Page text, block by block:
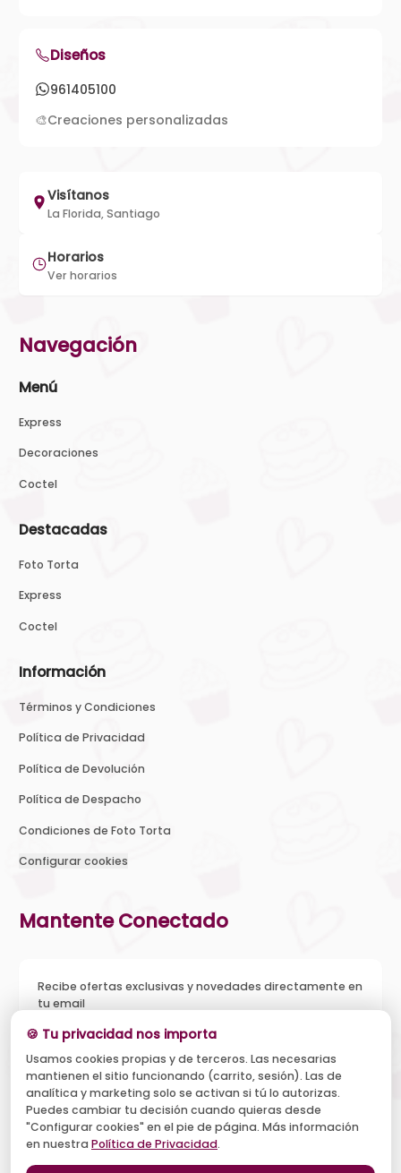
Diseños
961405100
🎨Creaciones personalizadas
Visítanos
La Florida, Santiago
Horarios
Ver horarios
Navegación
Menú
Express
Decoraciones
Coctel
Destacadas
Foto Torta
Express
Coctel
Información
Términos y Condiciones
Política de Privacidad
Política de Devolución
Política de Despacho
Condiciones de Foto Torta
Configurar cookies
Mantente Conectado
Recibe ofertas exclusivas y novedades directamente en
tu email
Acepto recibir novedades y ofertas, y el tratamiento de mi
email según la Política de Privacidad . Puedo darme de baja
cuando quiera.
Suscribirse
🍪 Tu privacidad nos importa
Usamos cookies propias y de terceros. Las necesarias
mantienen el sitio funcionando (carrito, sesión). Las de
analítica y marketing solo se activan si tú lo autorizas.
Puedes cambiar tu decisión cuando quieras desde
"Configurar cookies" en el pie de página. Más información
en nuestra Política de Privacidad.